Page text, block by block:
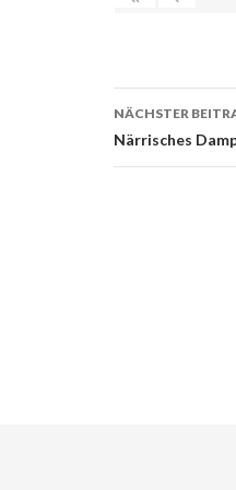
Beitrags-
NÄCHSTER
Närrisches